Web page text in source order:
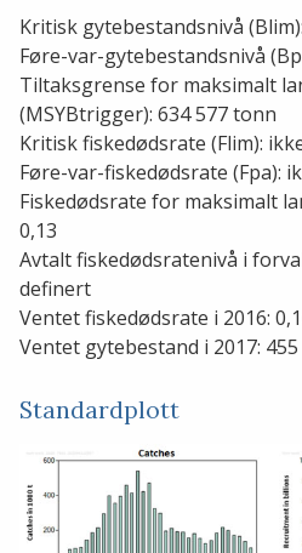
Kritisk gytebestandsnivå
Føre-var-gytebestandsnivå
Tiltaksgrense for maksimalt
(MSYBtrigger): 634 577 tonn
Kritisk fiskedødsrate (Flim):
Føre-var-fiskedødsrate (Fpa):
Fiskedødsrate for maksimalt
0,13
Avtalt fiskedødsratenivå i
definert
Ventet fiskedødsrate i 2016:
Ventet gytebestand i 2017:
Standardplott